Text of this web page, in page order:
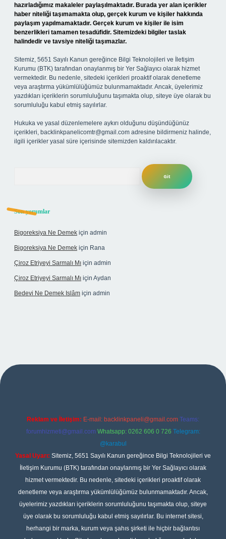
hazırladığımız makaleler paylaşılmaktadır. Burada yer alan içerikler
haber niteliği taşımamakta olup, gerçek kurum ve kişiler hakkında
paylaşım yapılmamaktadır. Gerçek kurum ve kişiler ile isim
benzerlikleri tamamen tesadüfidir. Sitemizdeki bilgiler taslak
halindedir ve tavsiye niteliği taşımazlar.
Sitemiz, 5651 Sayılı Kanun gereğince Bilgi Teknolojileri ve İletişim
Kurumu (BTK) tarafından onaylanmış bir Yer Sağlayıcı olarak hizmet
vermektedir. Bu nedenle, sitedeki içerikleri proaktif olarak denetleme
veya araştırma yükümlülüğümüz bulunmamaktadır. Ancak, üyelerimiz
yazdıkları içeriklerin sorumluluğunu taşımakta olup, siteye üye olarak bu
sorumluluğu kabul etmiş sayılırlar.
Hukuka ve yasal düzenlemelere aykırı olduğunu düşündüğünüz
içerikleri, backlinkpanelicomtr@gmail.com adresine bildirmeniz halinde,
ilgili içerikler yasal süre içerisinde sitemizden kaldırılacaktır.
Son yorumlar
Bigoreksiya Ne Demek için admin
Bigoreksiya Ne Demek için Rana
Çiroz Etriyeyi Sarmalı Mı için admin
Çiroz Etriyeyi Sarmalı Mı için Aydan
Bedevi Ne Demek Islâm için admin
Reklam ve İletişim: E-mail: backlinkpaneli@gmail.com Teams:
forumhizmeti@gmail.com Whatsapp: 0262 606 0 726 Telegram:
@karabul
Yasal Uyarı: Sitemiz, 5651 Sayılı Kanun gereğince Bilgi Teknolojileri ve
İletişim Kurumu (BTK) tarafından onaylanmış bir Yer Sağlayıcı olarak
hizmet vermektedir. Bu nedenle, sitedeki içerikleri proaktif olarak
denetleme veya araştırma yükümlülüğümüz bulunmamaktadır. Ancak,
üyelerimiz yazdıkları içeriklerin sorumluluğunu taşımakta olup, siteye
üye olarak bu sorumluluğu kabul etmiş sayılırlar. Bu internet sitesi,
herhangi bir marka, kurum veya şahıs şirketi ile hiçbir bağlantısı